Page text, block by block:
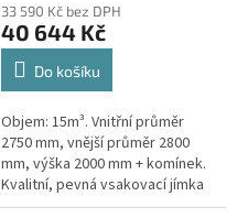
produktu
je
5,0
hvězdiček.
33 590 Kč bez DPH
40 644 Kč
Do košíku
Objem: 15m³. Vnitřní průměr
2750 mm, vnější průměr 2800
mm, výška 2000 mm + komínek.
Kvalitní, pevná vsakovací jímka
(nádrž) bez potřeby